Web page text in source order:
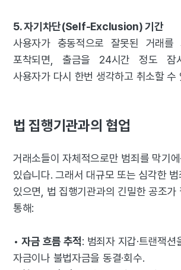
5. 자기차단(Self-Exclusion) 기간
사용자가 충동적으로 잘못된 거래를
포착되면, 출금을 24시간 정도 잠
사용자가 다시 한번 생각하고 취소할 수
법 집행기관과의 협업
거래소들이 자체적으로만 범죄를 막기
있습니다. 그래서 대규모 또는 심각한
있으면, 법 집행기관과의 긴밀한 공조가
통해:
•자금 흐름 추적: 범죄자 지갑·트랜잭
자금이나 불법자금을 동결·회수.